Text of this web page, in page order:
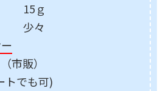
15ｇ
少々
市販）
トでも可)